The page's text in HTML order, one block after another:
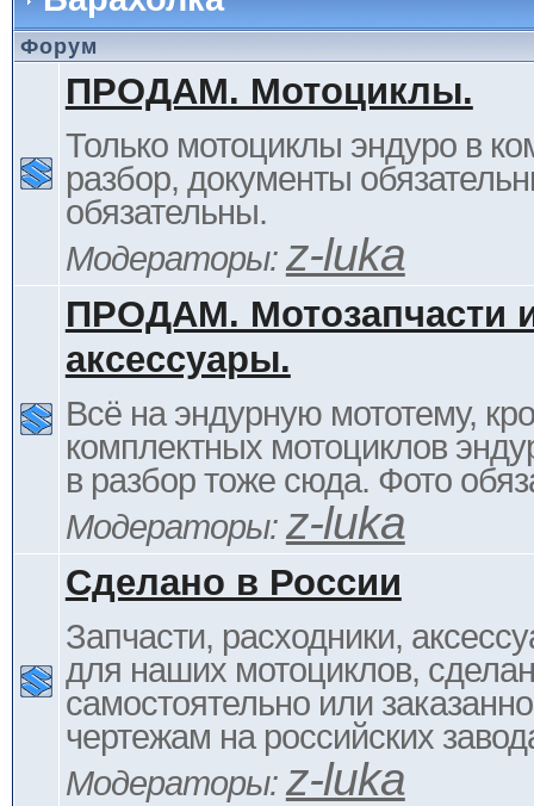
Форум
ПРОДАМ. Мотоциклы.
Только мотоциклы эндуро в
разбор, документы
обязательны.
Модераторы: z-luka
ПРОДАМ. Мотозапчасти
аксессуары.
Всё на эндурную мототему,
комплектных мотоциклов
в разбор тоже сюда. Фото
Модераторы: z-luka
Сделано в России
Запчасти, расходники,
для наших мотоциклов,
самостоятельно или
чертежам на российских
Модераторы: z-luka